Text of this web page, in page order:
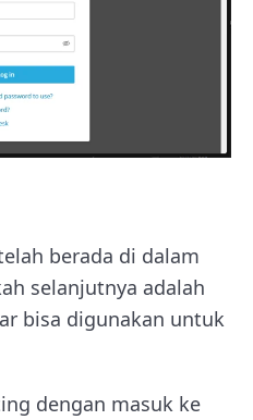
berada di dalam
selanjutnya adalah
bisa digunakan untuk
dengan masuk ke